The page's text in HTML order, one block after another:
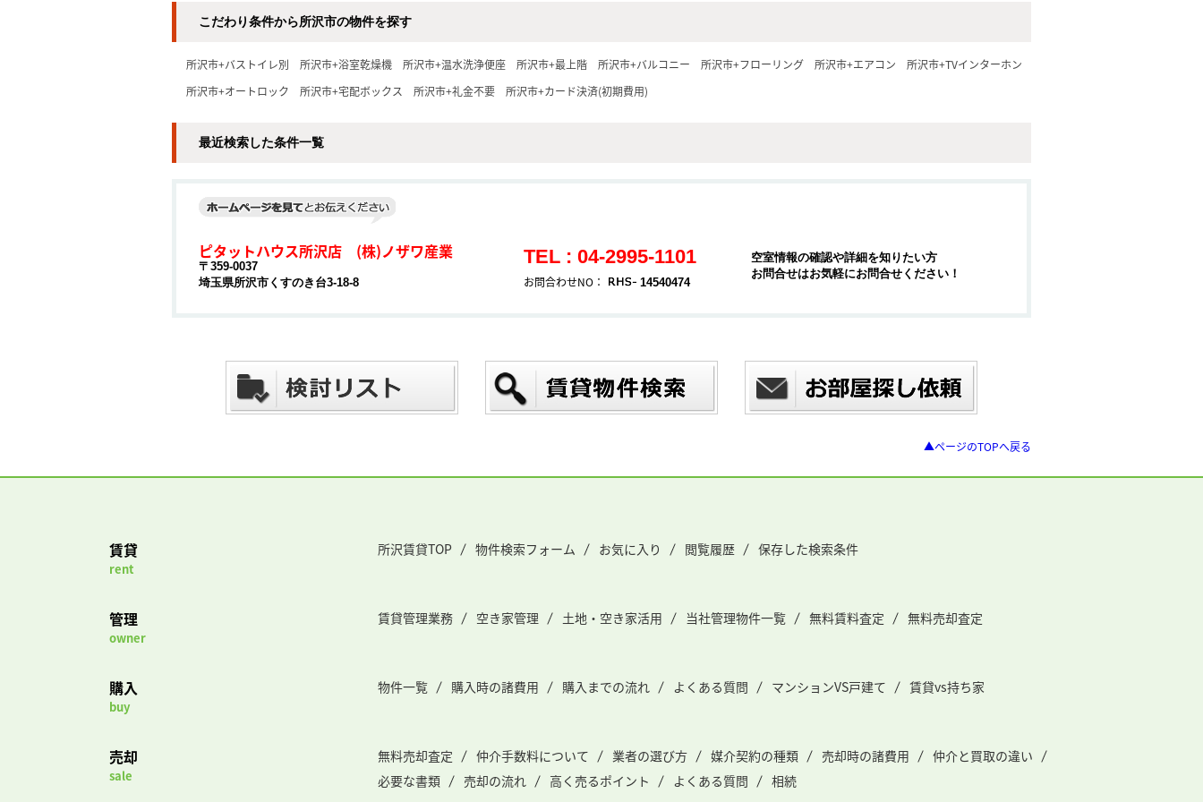
こだわり条件から所沢市の物件を探す
所沢市+バストイレ別 所沢市+浴室乾燥機 所沢市+温水洗浄便座 所沢市+最上階 所沢市+バルコニー 所沢市+フローリング 所沢市+エアコン
所沢市+TVインターホン
所沢市+オートロック
所沢市+宅配ボックス 所沢市+礼金不要 所沢市+カード決済(初期費用)
最近検索した条件一覧
ピタットハウス所沢店 (株)ノザワ産業
〒359-0037
埼玉県所沢市くすのき台3-18-8
TEL : 04-2995-1101
お問合わせNO： 14540474
空室情報の確認や詳細を知りたい方
お問合せはお気軽にお問合せください！
▲ページのTOPへ戻る
賃貸
rent
所沢賃貸TOP 物件検索フォーム お気に入り 閲覧履歴 保存した検索条件
管理
owner
賃貸管理業務 空き家管理 土地・空き家活用 当社管理物件一覧 無料賃料査定 無料売却査定
購入
buy
物件一覧 購入時の諸費用 購入までの流れ よくある質問 マンションVS戸建て 賃貸vs持ち家
売却
sale
無料売却査定 仲介手数料について 業者の選び方 媒介契約の種類 売却時の諸費用
仲介と買取の違い
必要な書類
売却の流れ 高く売るポイント よくある質問 相続